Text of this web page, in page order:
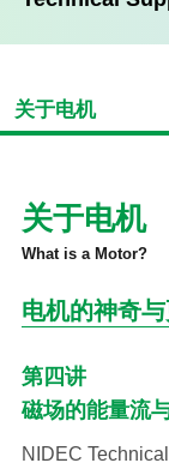
关于电机
关于电机
What is a Motor?
电机的神奇
第四讲
磁场的能量流
NIDEC